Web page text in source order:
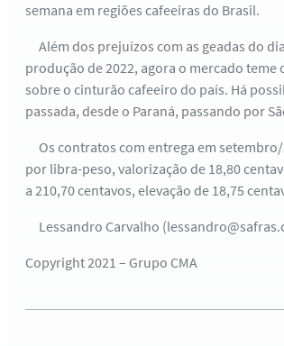
semana em regiões cafeeiras do Brasil.
Além dos prejuízos com as geadas do
produção de 2022, agora o mercado teme
sobre o cinturão cafeeiro do país. Há
passada, desde o Paraná, passando por
Os contratos com entrega em
por libra-peso, valorização de 18,80
a 210,70 centavos, elevação de 18,75
Lessandro Carvalho
Copyright 2021 – Grupo CMA